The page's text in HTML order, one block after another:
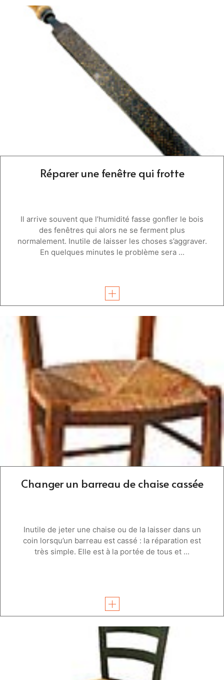
Réparer une fenêtre qui frotte
Il arrive souvent que l’humidité fasse gonfler le bois
des fenêtres qui alors ne se ferment plus
normalement. Inutile de laisser les choses s’aggraver.
En quelques minutes le problème sera ...
Changer un barreau de chaise cassée
Inutile de jeter une chaise ou de la laisser dans un
coin lorsqu’un barreau est cassé : la réparation est
très simple. Elle est à la portée de tous et ...